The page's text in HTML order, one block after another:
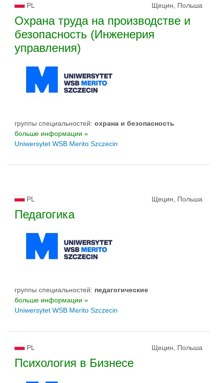
PL Щецин, Польша
Охрана труда на производстве и
безопасность (Инженерия
управления)
группы специальностей: oхрана и безопасность
больше информации »
Uniwersytet WSB Merito Szczecin
PL Щецин, Польша
Педагогика
группы специальностей: педагогические
больше информации »
Uniwersytet WSB Merito Szczecin
PL Щецин, Польша
Психология в Бизнесе